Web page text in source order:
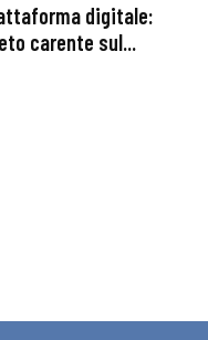
digitale:
carente sul...